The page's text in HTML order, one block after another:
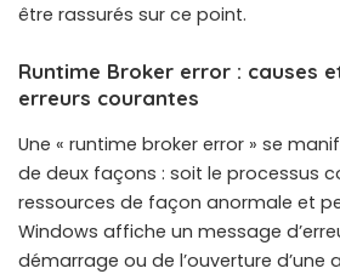
être rassurés sur ce point.
Runtime Broker error : causes
erreurs courantes
Une « runtime broker error » se
de deux façons : soit le processus
ressources de façon anormale et
Windows affiche un message
démarrage ou de l’ouverture d’une